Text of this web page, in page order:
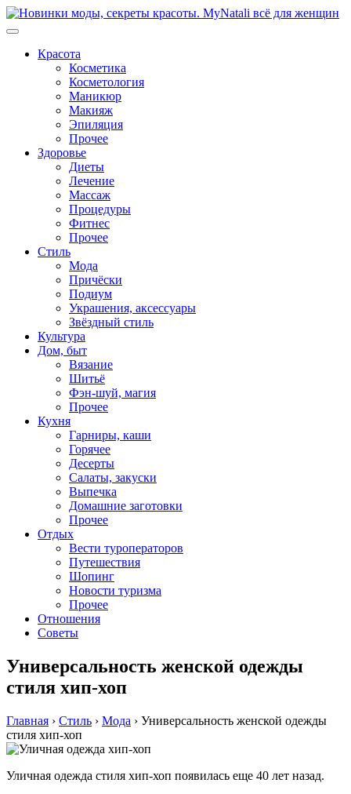
Перейти
к
Красота
Косметика
Косметология
Маникюр
Макияж
Эпиляция
Прочее
Здоровье
Диеты
Лечение
Массаж
Процедуры
Фитнес
Прочее
Стиль
Мода
Причёски
Подиум
Украшения, аксессуары
Звёздный стиль
Культура
Дом, быт
Вязание
Шитьё
Фэн-шуй, магия
Прочее
Кухня
Гарниры, каши
Горячее
Десерты
Салаты, закуски
Выпечка
Домашние заготовки
Прочее
Отдых
Вести туроператоров
Путешествия
Шопинг
Новости туризма
Прочее
Отношения
Советы
Универсальность женской одежды
стиля хип-хоп
Главная › Стиль › Мода › Универсальность женской одежды
стиля хип-хоп
Уличная одежда стиля хип-хоп появилась еще 40 лет назад.